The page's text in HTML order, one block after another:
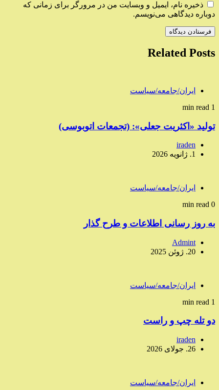
ذخیره نام، ایمیل و وبسایت من در مرورگر برای زمانی که
دوباره دیدگاهی می‌نویسم.
Related Posts
ایران/جامعه/سیاست
1 min read
تولید «اکثریت جعلی»: (تجمعات اتوبوسی)
iraden
1. ژانویه 2026
ایران/جامعه/سیاست
0 min read
به روز رسانی اطلاعات و طرح گذار
Admint
20. ژوئن 2025
ایران/جامعه/سیاست
1 min read
دو تله چپ و راست
iraden
26. جولای 2026
ایران/جامعه/سیاست